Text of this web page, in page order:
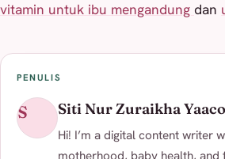
vitamin untuk ibu mengandung dan
PENULIS
S Siti Nur Zuraikha
Hi! I’m a digital content writer